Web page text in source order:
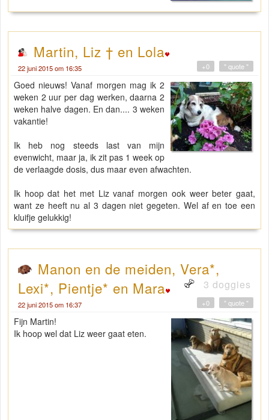
Martin, Liz † en Lola
22 juni 2015 om 16:35 " quote "
+0
Goed nieuws! Vanaf morgen mag ik 2
weken 2 uur per dag werken, daarna 2
weken halve dagen. En dan.... 3 weken
vakantie!
Ik heb nog steeds last van mijn
evenwicht, maar ja, ik zit pas 1 week op
de verlaagde dosis, dus maar even afwachten.
Ik hoop dat het met Liz vanaf morgen ook weer beter gaat,
want ze heeft nu al 3 dagen niet gegeten. Wel af en toe een
kluifje gelukkig!
Manon en de meiden, Vera*,
Lexi*, Pientje* en Mara
3 doggies
22 juni 2015 om 16:37 " quote "
+0
Fijn Martin!
Ik hoop wel dat Liz weer gaat eten.